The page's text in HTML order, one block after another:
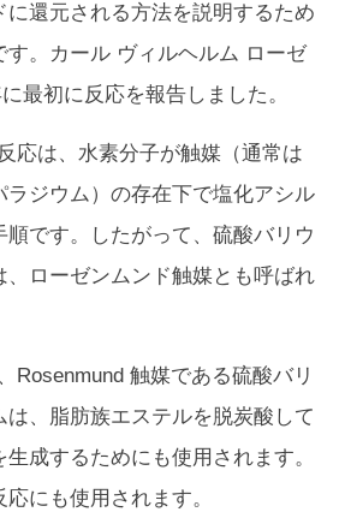
に還元される方法を説明するため
す。カール ヴィルヘルム ローゼ
最初に反応を報告しました。
応は、水素分子が触媒（通常は
ラジウム）の存在下で塩化アシル
順です。したがって、硫酸バリウ
、ローゼンムンド触媒とも呼ばれ
Rosenmund 触媒である硫酸バリ
は、脂肪族エステルを脱炭酸して
成するためにも使用されます。
にも使用されます。